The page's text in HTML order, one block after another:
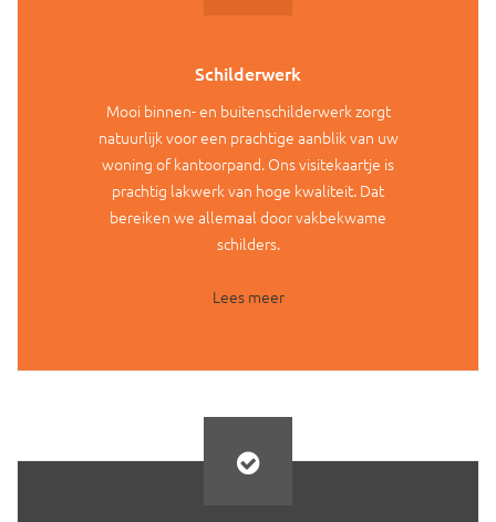
Schilderwerk
Mooi binnen- en buitenschilderwerk zorgt
natuurlijk voor een prachtige aanblik van uw
woning of kantoorpand. Ons visitekaartje is
prachtig lakwerk van hoge kwaliteit. Dat
bereiken we allemaal door vakbekwame
schilders.
Lees meer